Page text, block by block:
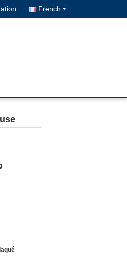
French